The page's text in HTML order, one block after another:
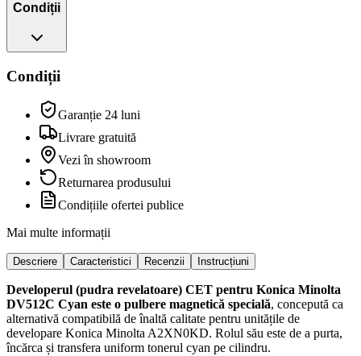
Condiții
Condiții
Garanție 24 luni
Livrare gratuită
Vezi în showroom
Returnarea produsului
Condițiile ofertei publice
Mai multe informații
Descriere Caracteristici Recenzii Instrucțiuni
Developerul (pudra revelatoare) CET pentru Konica Minolta
DV512C Cyan este o pulbere magnetică specială, concepută ca
alternativă compatibilă de înaltă calitate pentru unitățile de
developare Konica Minolta A2XN0KD. Rolul său este de a purta,
încărca și transfera uniform tonerul cyan pe cilindru.